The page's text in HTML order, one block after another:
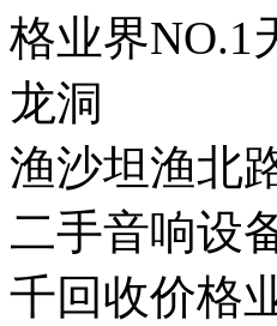
格业界NO.1
龙洞
渔沙坦渔北
二手音响设
千回收价格